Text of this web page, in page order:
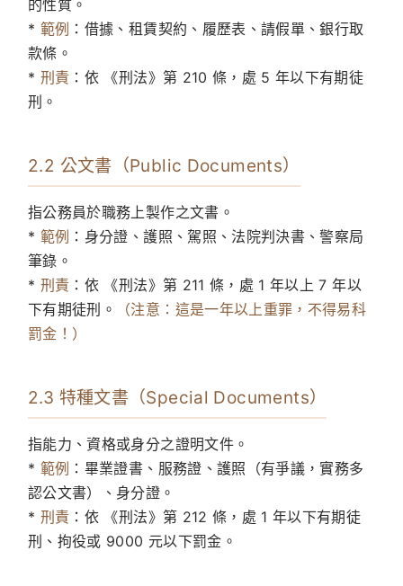
的性質。
* 範例 ：借據、租賃契約、履歷表、請假單、銀行取
款條。
* 刑責 ：依 《刑法》第 210 條，處 5 年以下有期徒
刑。
2.2 公文書（Public Documents）
指公務員於職務上製作之文書。
* 範例 ：身分證、護照、駕照、法院判決書、警察局
筆錄。
* 刑責 ：依 《刑法》第 211 條，處 1 年以上 7 年以
下有期徒刑。
（注意：這是一年以上重罪，不得易科
罰金！）
2.3 特種文書（Special Documents）
指能力、資格或身分之證明文件。
* 範例 ：畢業證書、服務證、護照（有爭議，實務多
認公文書）、身分證。
* 刑責 ：依 《刑法》第 212 條，處 1 年以下有期徒
刑、拘役或 9000 元以下罰金。